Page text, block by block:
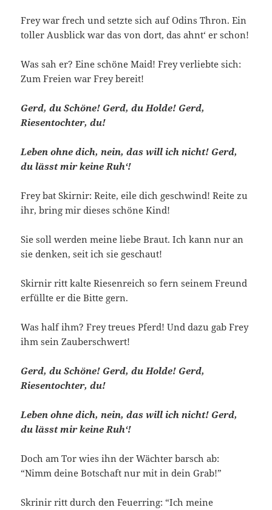
Frey war frech und setzte sich auf Odins Thron. Ein
toller Ausblick war das von dort, das ahnt‘ er schon!
Was sah er? Eine schöne Maid! Frey verliebte sich:
Zum Freien war Frey bereit!
Gerd, du Schöne! Gerd, du Holde! Gerd,
Riesentochter, du!
Leben ohne dich, nein, das will ich nicht! Gerd,
du lässt mir keine Ruh‘!
Frey bat Skirnir: Reite, eile dich geschwind! Reite zu
ihr, bring mir dieses schöne Kind!
Sie soll werden meine liebe Braut. Ich kann nur an
sie denken, seit ich sie geschaut!
Skirnir ritt kalte Riesenreich so fern seinem Freund
erfüllte er die Bitte gern.
Was half ihm? Frey treues Pferd! Und dazu gab Frey
ihm sein Zauberschwert!
Gerd, du Schöne! Gerd, du Holde! Gerd,
Riesentochter, du!
Leben ohne dich, nein, das will ich nicht! Gerd,
du lässt mir keine Ruh‘!
Doch am Tor wies ihn der Wächter barsch ab:
“Nimm deine Botschaft nur mit in dein Grab!”
Skrinir ritt durch den Feuerring: “Ich meine